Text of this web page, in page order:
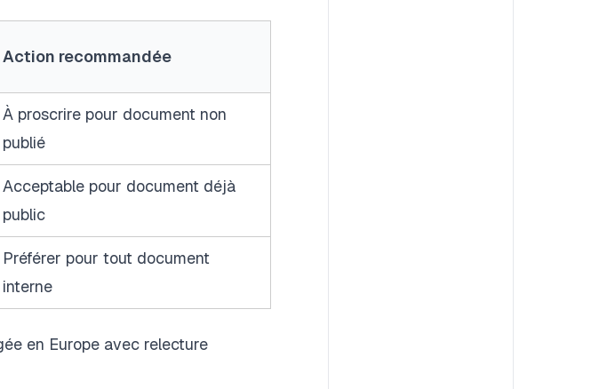
Action recommandée
À proscrire pour document non
publié
Acceptable pour document déjà
public
Préférer pour tout document
interne
en Europe avec relecture